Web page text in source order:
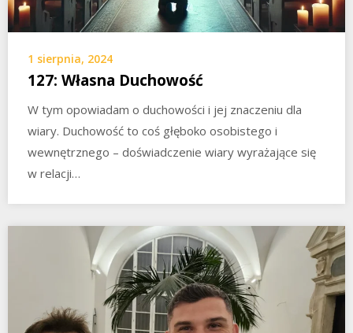
1 sierpnia, 2024
127: Własna Duchowość
W tym opowiadam o duchowości i jej znaczeniu dla
wiary. Duchowość to coś głęboko osobistego i
wewnętrznego – doświadczenie wiary wyrażające się
w relacji…